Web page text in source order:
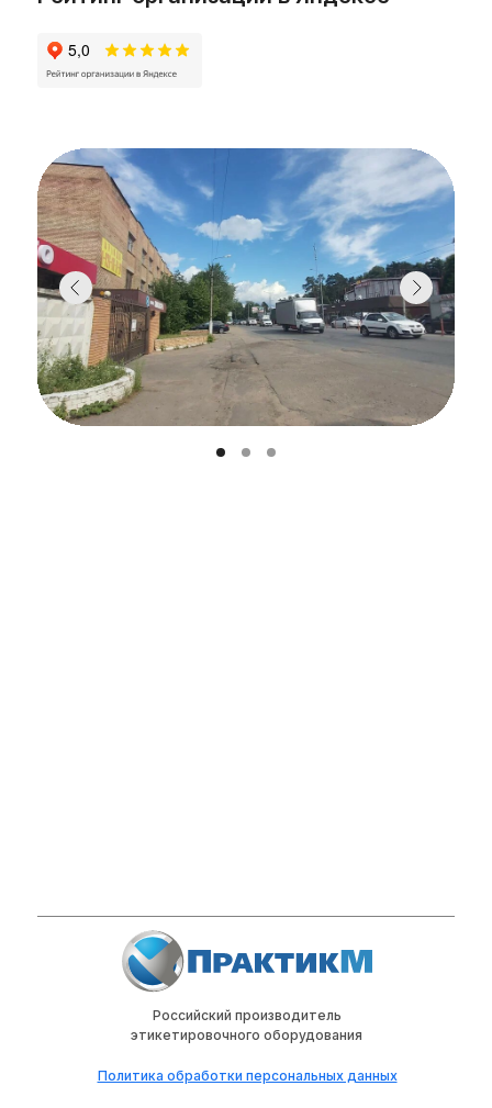
Политика обработки персональных данных
Российский производитель
этикетировочного оборудования